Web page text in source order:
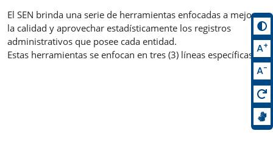
El SEN brinda una serie de herramientas enfocadas a mejorar
la calidad y aprovechar estadísticamente los registros
administrativos que posee cada entidad.
Estas herramientas se enfocan en tres (3) líneas específicas:A+
A-